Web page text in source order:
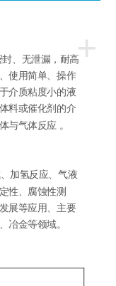
+
、无泄漏，耐高
使用简单、操作
介质粘度小的液
料或催化剂的介
与气体反应 。
加氢反应、气液
性、腐蚀性测
展等应用、主要
冶金等领域。